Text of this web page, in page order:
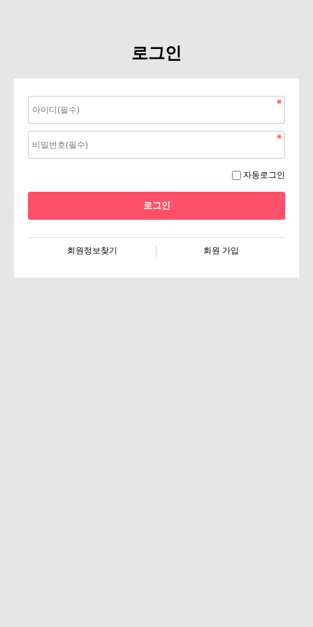
로그인
자동로그인
회원정보찾기 회원 가입